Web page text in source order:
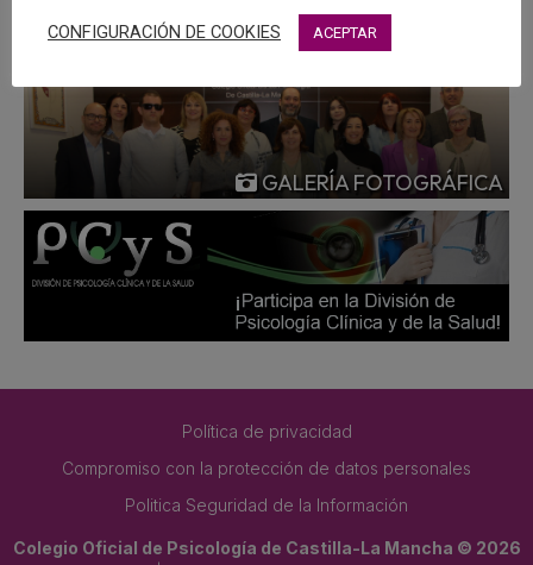
Centro Médico Atenea – Cuenca
GALERÍA FOTOGRÁFICA
Política de privacidad
Compromiso con la protección de datos personales
Politica Seguridad de la Información
Colegio Oficial de Psicología de Castilla-La Mancha © 2026
CONFIGURACIÓN DE COOKIES ACEPTAR